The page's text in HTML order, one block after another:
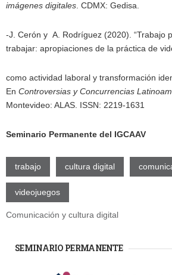
imágenes digitales . CDMX: Gedisa.
-J. Cerón y A. Rodríguez (2020). “Trabajo
trabajar: apropiaciones de la práctica de
como actividad laboral y transformación
En Controversias y Concurrencias
Montevideo: ALAS. ISSN: 2219-1631
Seminario Permanente del IGCAAV
trabajo cultura digital
videojuegos
Comunicación y cultura digital
SEMINARIO PERMANENTE